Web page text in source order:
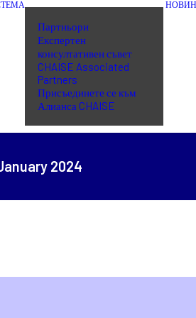
Партньори
Експертен
консултативен съвет
CHAISE Associated
Partners
Присъединете се към
Алианса CHAISE
2024